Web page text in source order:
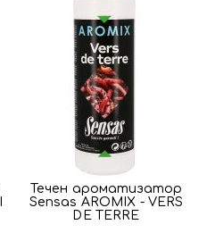
Течен ароматизатор
Sensas AROMIX - VERS
DE TERRE